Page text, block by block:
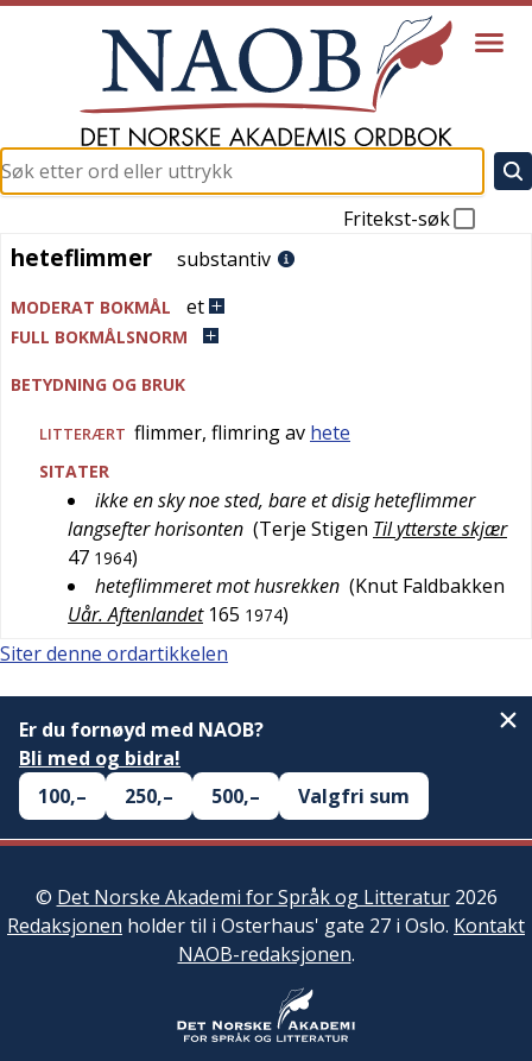
Fritekst-søk
heteflimmer
heteflimmer substantiv
MODERAT BOKMÅL et
FULL BOKMÅLSNORM
BETYDNING OG BRUK
LITTERÆRT flimmer, flimring av hete
SITATER
ikke en sky noe sted, bare et disig heteflimmer
langsefter horisonten (Terje Stigen Til ytterste skjær
47 1964)
heteflimmeret mot husrekken (Knut Faldbakken
Uår. Aftenlandet 165 1974)
Siter denne ordartikkelen
Er du fornøyd med NAOB?
Bli med og bidra!
100,–
250,– 500,– Valgfri sum
© Det Norske Akademi for Språk og Litteratur2026
Redaksjonen holder til i Osterhaus' gate 27 i Oslo. Kontakt
NAOB-redaksjonen.